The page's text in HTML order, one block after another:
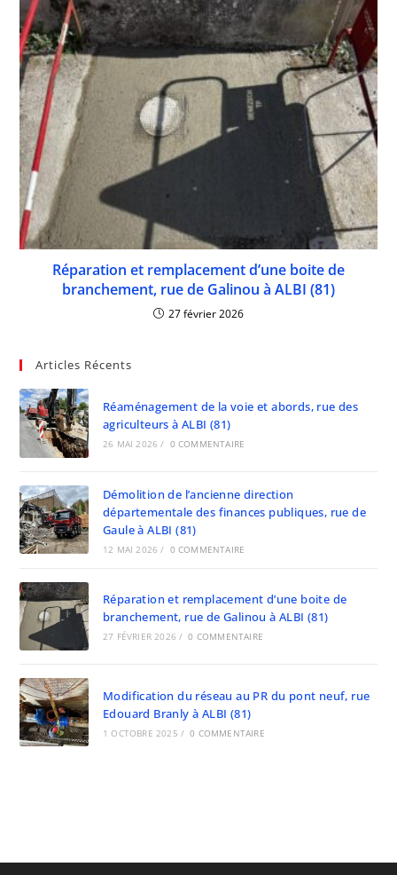
Réparation et remplacement d’une boite de
branchement, rue de Galinou à ALBI (81)
27 février 2026
Articles Récents
Réaménagement de la voie et abords, rue des
agriculteurs à ALBI (81)
26 MAI 2026 / 0 COMMENTAIRE
Démolition de l’ancienne direction
départementale des finances publiques, rue de
Gaule à ALBI (81)
12 MAI 2026 / 0 COMMENTAIRE
Réparation et remplacement d’une boite de
branchement, rue de Galinou à ALBI (81)
27 FÉVRIER 2026 / 0 COMMENTAIRE
Modification du réseau au PR du pont neuf, rue
Edouard Branly à ALBI (81)
1 OCTOBRE 2025 / 0 COMMENTAIRE